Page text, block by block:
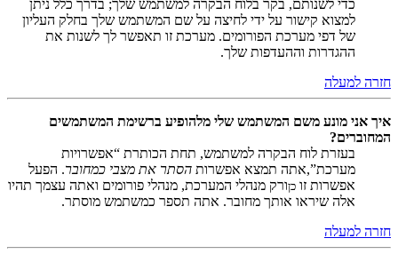
כדי לשנותם, בקר בלוח הבקרה למשתמש שלך; בדרך כלל ניתן
למצוא קישור על ידי לחיצה על שם המשתמש שלך בחלק העליון
של דפי מערכת הפורומים. מערכת זו תאפשר לך לשנות את
ההגדרות וההעדפות שלך.
חזרה למעלה
איך אני מונע משם המשתמש שלי מלהופיע ברשימת המשתמשים
המחוברים?
בעזרת לוח הבקרה למשתמש, תחת הכותרת “אפשרויות
מערכת”,אתה תמצא אפשרות הסתר את מצבי כמחובר. הפעל
אפשרות זו כןורק מנהלי המערכת, מנהלי פורומים ואתה עצמך תהיו
אלה שיראו אותך מחובר. אתה תספר כמשתמש מוסתר.
חזרה למעלה